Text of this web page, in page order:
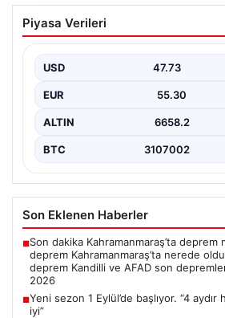
Yeni sezon 1 Eylül’de
hazırlanıyoruz, işaretler iyi”
Piyasa Verileri
USD 47.73
EUR 55.30
ALTIN 6658.2
BTC 3107002
Son Eklenen Haberler
■Son dakika Kahramanmaraş’ta deprem
deprem Kahramanmaraş’ta nerede
deprem Kandilli ve AFAD son
2026
■Yeni sezon 1 Eylül’de başlıyor. “4 aydır
iyi”